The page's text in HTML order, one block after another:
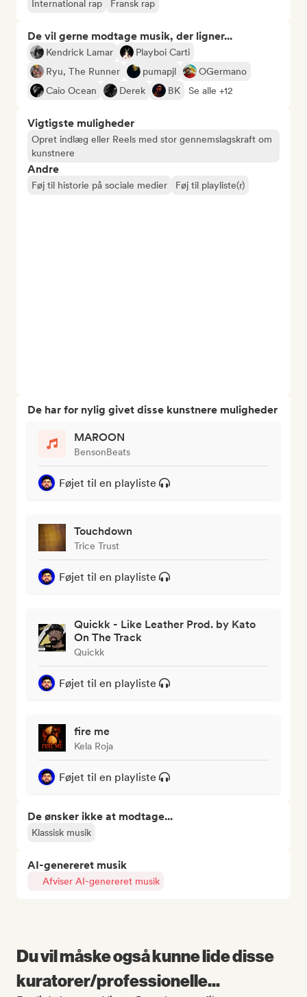
International rap
Fransk rap
De vil gerne modtage musik, der ligner...
Kendrick Lamar
Playboi Carti
Ryu, The Runner
pumapjl
OGermano
Caio Ocean
Derek BK Se alle +12
Vigtigste muligheder
Opret indlæg eller Reels med stor gennemslagskraft om
kunstnere
Andre
Føj til historie på sociale medier Føj til playliste(r)
De har for nylig givet disse kunstnere muligheder
MAROON
BensonBeats
Føjet til en playliste
Touchdown
Trice Trust
Føjet til en playliste
Quickk - Like Leather Prod. by Kato
On The Track
Quickk
Føjet til en playliste
fire me
Kela Roja
Føjet til en playliste
De ønsker ikke at modtage...
Klassisk musik
AI-genereret musik
Afviser AI-genereret musik
Du vil måske også kunne lide disse
kuratorer/professionelle...